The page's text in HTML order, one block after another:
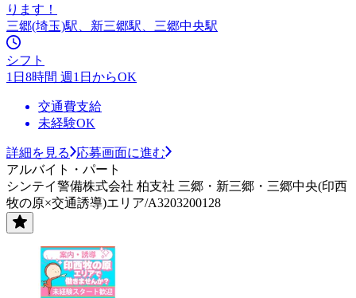
ります！
三郷(埼玉)駅、新三郷駅、三郷中央駅
シフト
1日8時間 週1日からOK
交通費支給
未経験OK
詳細を見る
応募画面に進む
アルバイト・パート
シンテイ警備株式会社 柏支社 三郷・新三郷・三郷中央(印西
牧の原×交通誘導)エリア/A3203200128